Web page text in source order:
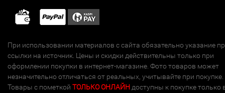
При использовании материалов с сайта обязательно указание
ссылки на источник. Цены и скидки действительны только при
оформлении покупки в интернет-магазине. Фото товаров может
незначительно отличаться от реальных, учитывайте при покупке.
Товары с пометкой ТОЛЬКО ОНЛАЙН доступны к покупке только